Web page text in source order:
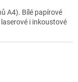
A4). Bílé papírové
i inkoustové